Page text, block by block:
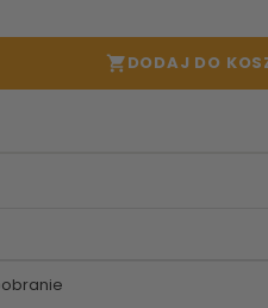
DODAJ DO